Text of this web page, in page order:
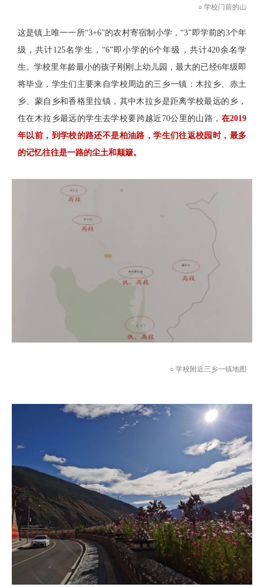
○ 学校门前的山
这是镇上唯一一所“3+6”的农村寄宿制小学，“3”即学前的3个年
级，共计125名学生，“6”即小学的6个年级，共计420余名学
生。学校里年龄最小的孩子刚刚上幼儿园，最大的已经6年级即
将毕业，学生们主要来自学校周边的三乡一镇：木拉乡、赤土
乡、蒙自乡和香格里拉镇，其中木拉乡是距离学校最远的乡，
住在木拉乡最远的学生去学校要跨越近70公里的山路， 在2019
年以前，到学校的路还不是柏油路，学生们往返校园时，最多
的记忆往往是一路的尘土和颠簸。
○ 学校附近三乡一镇地图